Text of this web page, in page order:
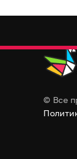
© Все